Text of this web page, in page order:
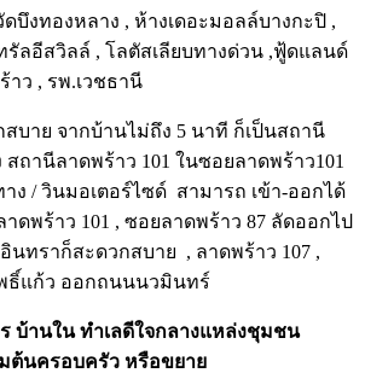
ดบึงทองหลาง , ห้างเดอะมอลล์บางกะปิ ,
รัลอีสวิลล์​ , โลตัสเลียบทางด่วน ,ฟู้ดแลนด์
ว , รพ.เวชธานี
สบาย จากบ้านไม่ถึง 5 นาที ก็เป็นสถานี
ถานีลาดพร้าว 101 ในซอยลาดพร้าว101
ง / วินมอเตอร์ไซด์ สามารถ เข้า-ออกได้
ดพร้าว 101 , ซอยลาดพร้าว 87 ลัดออกไป
นทราก็สะดวกสบาย , ลาดพร้าว 107 ,
ธิ์แก้ว ออกถนนนวมินทร์
บ้านใน ทำเลดีใจกลางแหล่งชุมชน
ต้นครอบครัว หรือขยาย